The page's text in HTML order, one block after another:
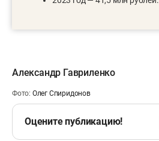
Александр Гавриленко
Фото: Олег Спиридонов
Оцените публикацию!